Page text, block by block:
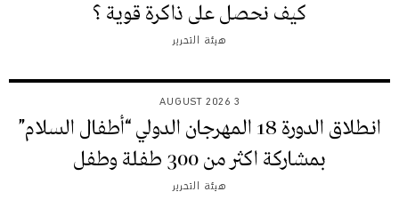
كيف نحصل على ذاكرة قوية ؟
هيئة التحرير
3 AUGUST 2026
انطلاق الدورة 18 المهرجان الدولي “أطفال السلام”
بمشاركة اكثر من 300 طفلة وطفل
هيئة التحرير